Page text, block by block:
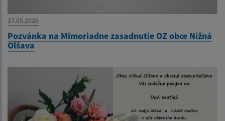
17.05.2026
Pozvánka na Mimoriadne zasadnutie OZ obce Nižná
Olšava